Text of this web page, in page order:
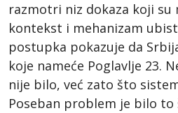
razmotri niz dokaza koji su
kontekst i mehanizam
postupka pokazuje da
koje nameće Poglavlje 23.
nije bilo, već zato što
Poseban problem je bilo to